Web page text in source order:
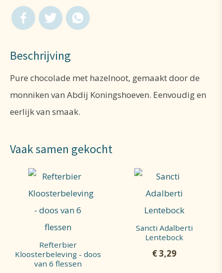
Beschrijving
Pure chocolade met hazelnoot, gemaakt door de
monniken van Abdij Koningshoeven. Eenvoudig en
eerlijk van smaak.
Vaak samen gekocht
Refterbier
Kloosterbeleving - doos
van 6 flessen
Sancti Adalberti
Lentebock
€3,29